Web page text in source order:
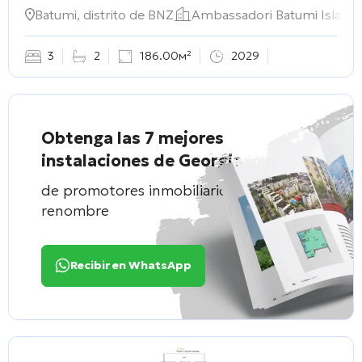
Batumi, distrito de BNZ
Ambassadori Batumi Island
3 2 186.00м² 2029
Obtenga las 7 mejores
instalaciones de Georgia
de promotores inmobiliarios de
renombre
Recibir en WhatsApp